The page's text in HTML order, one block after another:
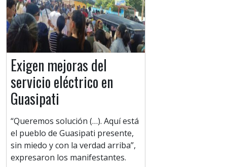
Exigen mejoras del
servicio eléctrico en
Guasipati
“Queremos solución (…). Aquí está
el pueblo de Guasipati presente,
sin miedo y con la verdad arriba”,
expresaron los manifestantes.